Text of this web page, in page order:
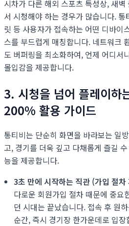
시차가 다른 해외 스포츠 특성상, 새
서 시청해야 하는 경우가 많습니다.
릿 등 사용자가 접속하는 어떤 디바이
스를 부드럽게 매칭합니다. 네트워크
도 버퍼링을 최소화하여, 언제 어디서
몰입감을 제공합니다.
3. 시청을 넘어 플레이하
200% 활용 가이드
통티비는 단순히 화면을 바라보는 일
고, 경기를 더욱 깊고 다채롭게 즐길
능을 제공합니다.
3초 만에 시작하는 직관 (가입 절차
다로운 회원가입 절차 때문에 중요
던 시대는 끝났습니다. 접속 후 원
순간, 즉시 경기장 한가운데로 입장